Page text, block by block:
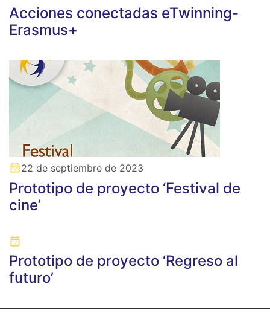
Acciones conectadas eTwinning-
Erasmus+
22 de septiembre de 2023
Prototipo de proyecto ‘Festival de
cine’
Prototipo de proyecto ‘Regreso al
futuro’